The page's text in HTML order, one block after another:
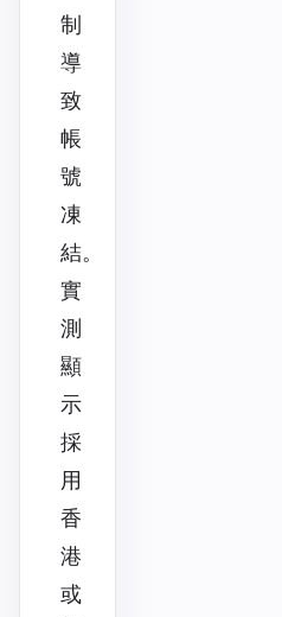
制
導
致
帳
號
凍
結。
實
測
顯
示
採
用
香
港
或